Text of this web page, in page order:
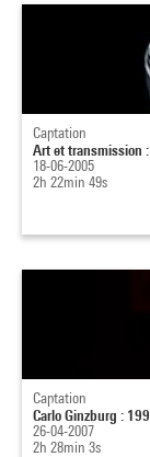
Captation
Art et transmission :
18-06-2005
2h 22min 49s
Captation
Carlo Ginzburg :
26-04-2007
2h 28min 3s